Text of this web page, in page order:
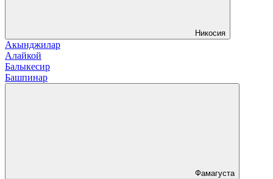
Никосия
Акынджилар
Алайкой
Балыкесир
Башпинар
Фамагуста